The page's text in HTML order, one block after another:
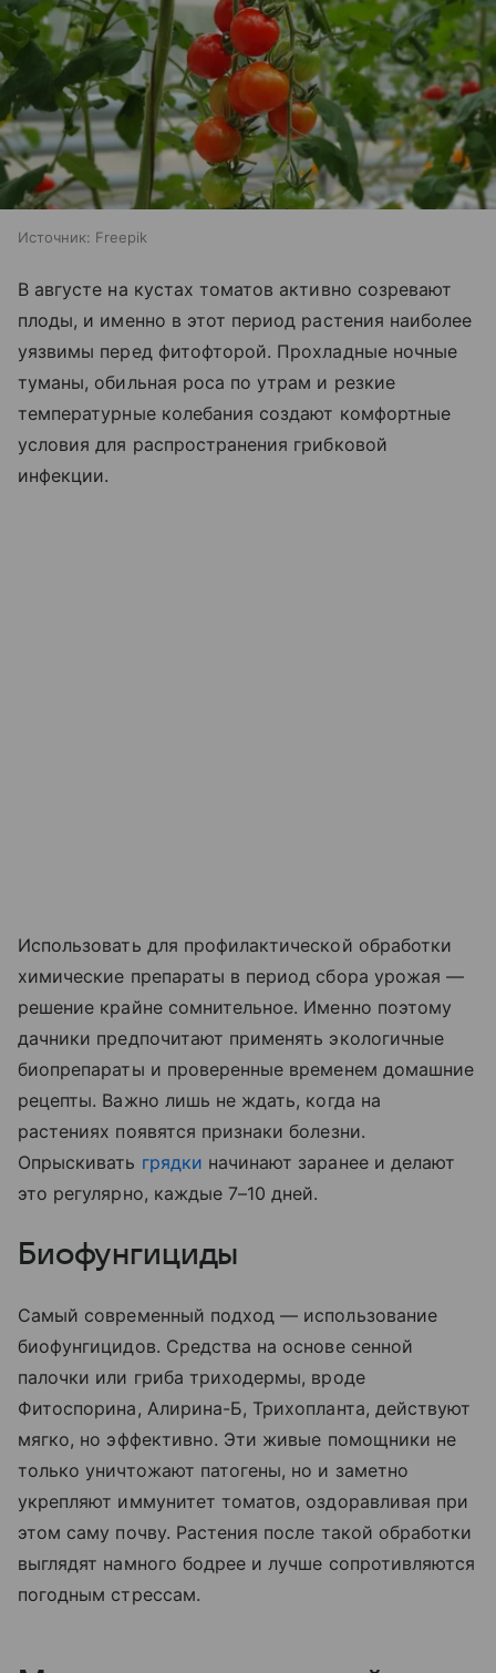
Источник: Freepik
В августе на кустах томатов активно созревают
плоды, и именно в этот период растения наиболее
уязвимы перед фитофторой. Прохладные ночные
туманы, обильная роса по утрам и резкие
температурные колебания создают комфортные
условия для распространения грибковой
инфекции.
Использовать для профилактической обработки
химические препараты в период сбора урожая —
решение крайне сомнительное. Именно поэтому
дачники предпочитают применять экологичные
биопрепараты и проверенные временем домашние
рецепты. Важно лишь не ждать, когда на
растениях появятся признаки болезни.
Опрыскивать грядки начинают заранее и делают
это регулярно, каждые 7–10 дней.
Биофунгициды
Самый современный подход — использование
биофунгицидов. Средства на основе сенной
палочки или гриба триходермы, вроде
Фитоспорина, Алирина-Б, Трихопланта, действуют
мягко, но эффективно. Эти живые помощники не
только уничтожают патогены, но и заметно
укрепляют иммунитет томатов, оздоравливая при
этом саму почву. Растения после такой обработки
выглядят намного бодрее и лучше сопротивляются
погодным стрессам.